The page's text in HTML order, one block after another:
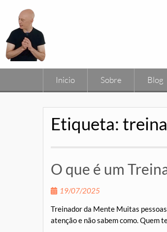
Inicio Sobre Blog
Etiqueta:
O que é um
19/07/2025
Treinador da Mente Muitas
atenção e não sabem como. Quem